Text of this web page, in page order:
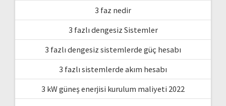
3 faz nedir
3 fazlı dengesiz Sistemler
3 fazlı dengesiz sistemlerde güç hesabı
3 fazlı sistemlerde akım hesabı
3 kW güneş enerjisi kurulum maliyeti 2022